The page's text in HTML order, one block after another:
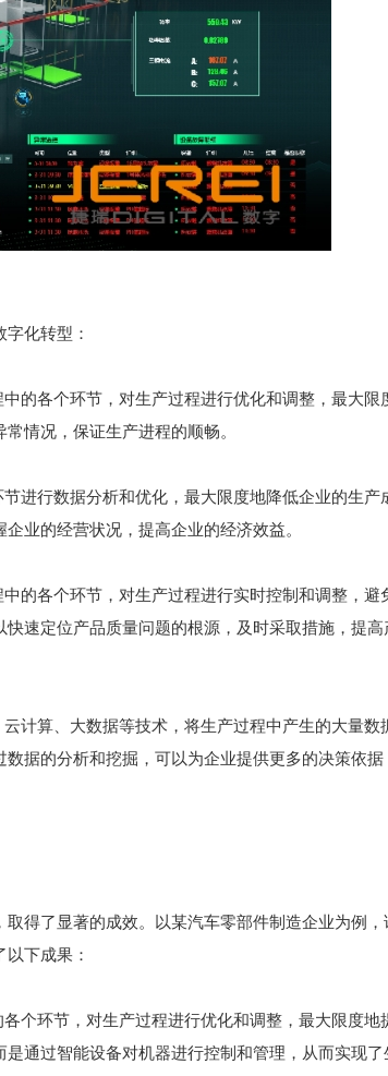
化转型：
的各个环节，对生产过程进行优化和调整，最大限
情况，保证生产进程的顺畅。
进行数据分析和优化，最大限度地降低企业的生产
业的经营状况，提高企业的经济效益。
的各个环节，对生产过程进行实时控制和调整，避
速定位产品质量问题的根源，及时采取措施，提高
计算、大数据等技术，将生产过程中产生的大量数
据的分析和挖掘，可以为企业提供更多的决策依据
得了显著的成效。以某汽车零部件制造企业为例，
下成果：
个环节，对生产过程进行优化和调整，最大限度地
通过智能设备对机器进行控制和管理，从而实现了